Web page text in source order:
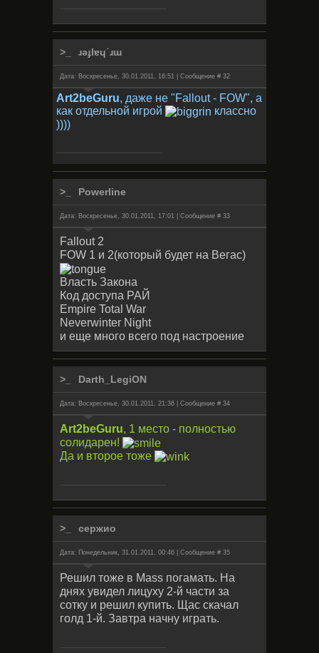
ɹǝɟlɐɥ˙ɹɯ
Дата: Воскресенье, 30.01.2011, 16:51 | Сообщение # 32
Art2beGuru, даже не "Fallout - FOW", а
как отдельной игрой
классно
))))
Powerline
Дата: Воскресенье, 30.01.2011, 17:01 | Сообщение # 33
Fallout 2
FOW 1 и 2(который будет на Вегас)
Власть Закона
Код доступа РАЙ
Empire Total War
Neverwinter Night
и еще много всего под настроение
Darth_LegiON
Дата: Воскресенье, 30.01.2011, 21:36 | Сообщение # 34
Art2beGuru, 1 место - полностью
солидарен!
Да и второе тоже
сержио
Дата: Понедельник, 31.01.2011, 00:46 | Сообщение # 35
Решил тоже в Mass погамать. На
днях увидел лицуху 2-й части за
сотку и решил купить. Щас скачал
голд 1-й. Завтра начну играть.